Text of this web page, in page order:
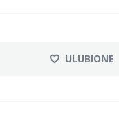
ULUBIONE